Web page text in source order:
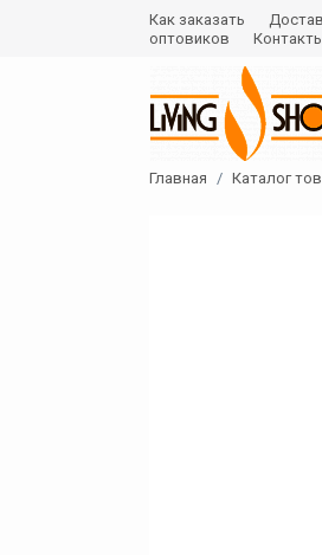
Как заказать
оптовиков
Главная Каталог